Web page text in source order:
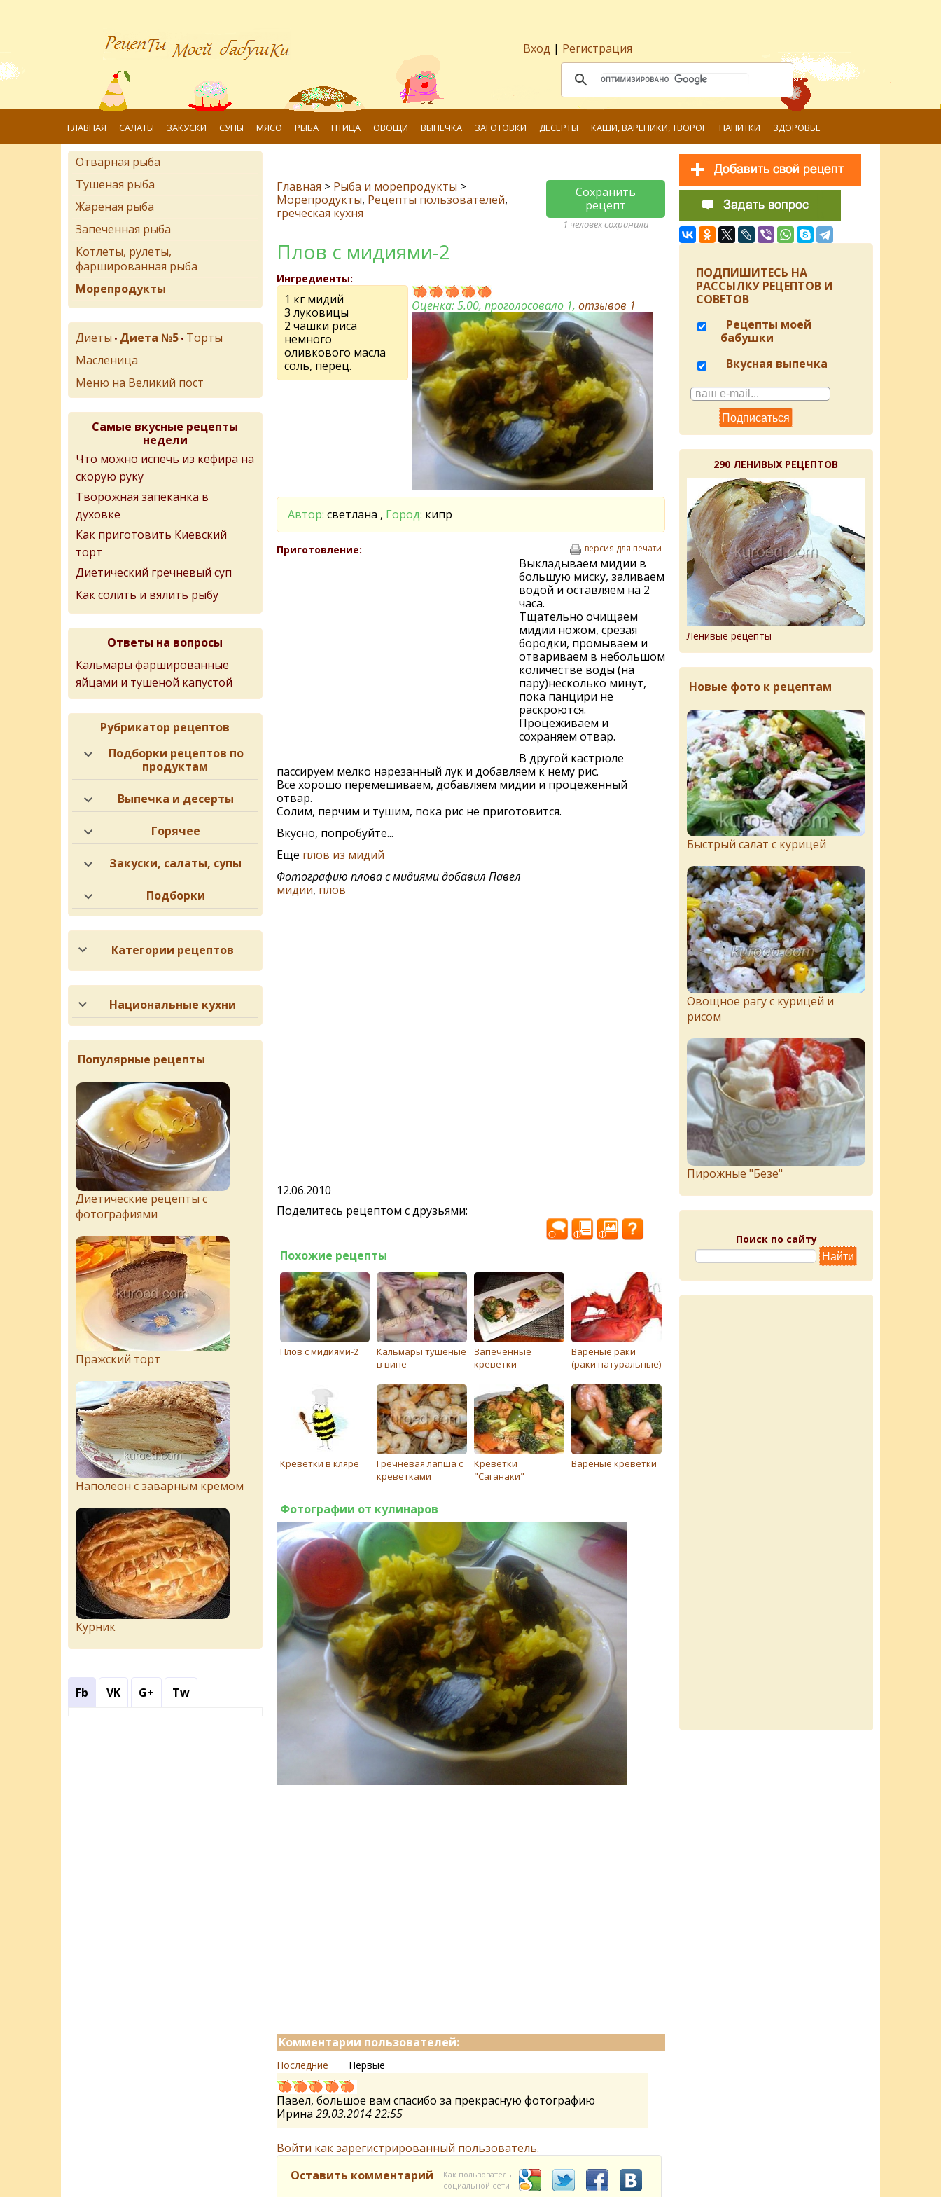
Вход | Регистрация
ГЛАВНАЯ САЛАТЫ ЗАКУСКИ СУПЫ МЯСО РЫБА ПТИЦА ОВОЩИ ВЫПЕЧКА ЗАГОТОВКИ ДЕСЕРТЫ КАШИ, ВАРЕНИКИ, ТВОРОГ НАПИТКИ ЗДОРОВЬЕ
Главная > Рыба и морепродукты >
Морепродукты, Рецепты пользователей,
греческая кухня
Сохранить
рецепт
1 человек сохранили
Плов с мидиями-2
Ингредиенты:
1 кг мидий
3 луковицы
2 чашки риса
немного
оливкового масла
соль, перец.
Оценка:5.00, проголосовало 1,отзывов 1
Автор: светлана , Город: кипр
Приготовление: версия для печати
Выкладываем мидии в
большую миску, заливаем
водой и оставляем на 2
часа.
Тщательно очищаем
мидии ножом, срезая
бородки, промываем и
отвариваем в небольшом
количестве воды (на
пару)несколько минут,
пока панцири не
раскроются.
Процеживаем и
сохраняем отвар.
В другой кастрюле
пассируем мелко нарезанный лук и добавляем к нему рис.
Все хорошо перемешиваем, добавляем мидии и процеженный
отвар.
Солим, перчим и тушим, пока рис не приготовится.
Вкусно, попробуйте...
Еще плов из мидий
Фотографию плова с мидиями добавил Павел
мидии, плов
12.06.2010
Поделитесь рецептом с друзьями:
Похожие рецепты
Плов с мидиями-2
Кальмары тушеные
в вине
Запеченные
креветки
Вареные раки
(раки натуральные)
Креветки в кляре
Гречневая лапша с
креветками
Креветки
"Саганаки"
Вареные креветки
Фотографии от кулинаров
Комментарии пользователей:
Последние Первые
Павел, большое вам спасибо за прекрасную фотографию
Ирина 29.03.2014 22:55
Войти как зарегистрированный пользователь.
Оставить комментарий
Как пользователь
социальной сети
Отварная рыба
Тушеная рыба
Жареная рыба
Запеченная рыба
Котлеты, рулеты,
фаршированная рыба
Морепродукты
Диеты • Диета №5 • Торты
Масленица
Меню на Великий пост
Самые вкусные рецепты
недели
Что можно испечь из кефира на
скорую руку
Творожная запеканка в
духовке
Как приготовить Киевский
торт
Диетический гречневый суп
Как солить и вялить рыбу
Ответы на вопросы
Кальмары фаршированные
яйцами и тушеной капустой
Рубрикатор рецептов
Подборки рецептов по
продуктам
Выпечка и десерты
Горячее
Закуски, салаты, супы
Подборки
Категории рецептов
Национальные кухни
Популярные рецепты
Диетические рецепты с
фотографиями
Пражский торт
Наполеон с заварным кремом
Курник
Fb VK G+ Tw
ПОДПИШИТЕСЬ НА
РАССЫЛКУ РЕЦЕПТОВ И
СОВЕТОВ
Рецепты моей
бабушки
Вкусная выпечка
290 ЛЕНИВЫХ РЕЦЕПТОВ
Ленивые рецепты
Новые фото к рецептам
Быстрый салат с курицей
Овощное рагу с курицей и
рисом
Пирожныe "Бeзe"
Поиск по сайту